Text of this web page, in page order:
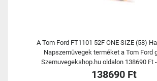
A Tom Ford FT1101 52F ONE SIZE (58)
Napszemüvegek terméket a Tom Ford
Szemuvegekshop.hu oldalon 138690 Ft
138690 Ft